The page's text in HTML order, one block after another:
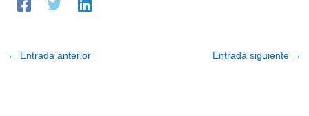
← Entrada anterior Entrada siguiente →